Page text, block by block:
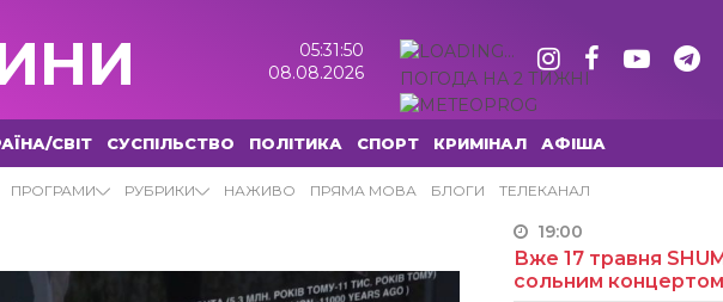
05:31:51
08.08.2026
ПОГОДА НА 2 ТИЖНІ
СВІТ СУСПІЛЬСТВО ПОЛІТИКА СПОРТ КРИМІНАЛ АФІША
ПРОГРАМИ РУБРИКИ НАЖИВО ПРЯМА МОВА БЛОГИ ТЕЛЕКАНАЛ
15
19:00
Вже 17 травня
сольним концертом